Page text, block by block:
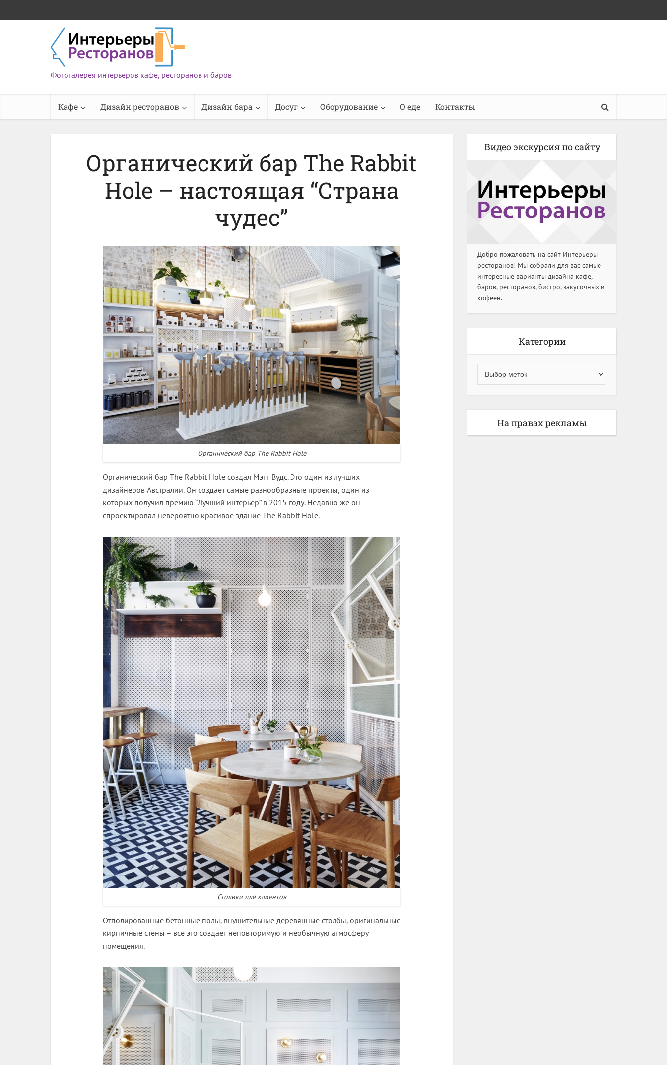
Фотогалерея интерьеров кафе, ресторанов и баров
Кафе Дизайн ресторанов Дизайн бара Досуг Оборудование О еде Контакты
Органический бар The Rabbit
Hole – настоящая “Страна
чудес”
Органический бар The Rabbit Hole
Органический бар The Rabbit Hole создал Мэтт Вудс. Это один из лучших
дизайнеров Австралии. Он создает самые разнообразные проекты, один из
которых получил премию “Лучший интерьер” в 2015 году. Недавно же он
спроектировал невероятно красивое здание The Rabbit Hole.
Столики для клиентов
Отполированные бетонные полы, внушительные деревянные столбы, оригинальные
кирпичные стены – все это создает неповторимую и необычную атмосферу
помещения.
Видео экскурсия по сайту
Добро пожаловать на сайт Интерьеры
ресторанов! Мы собрали для вас самые
интересные варианты дизайна кафе,
баров, ресторанов, бистро, закусочных и
кофеен.
Категории
На правах рекламы